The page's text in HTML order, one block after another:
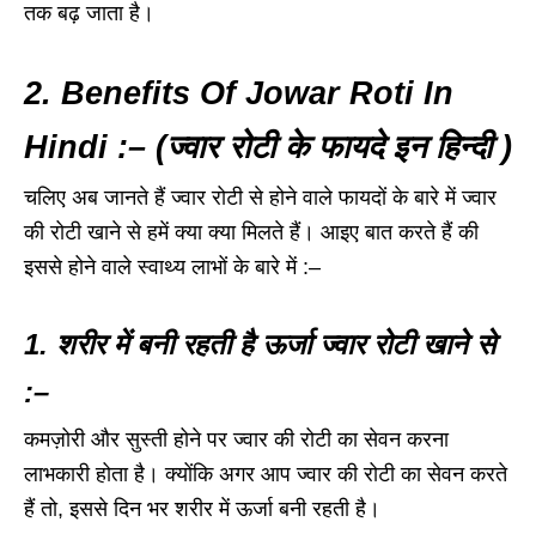
तक बढ़ जाता है।
2. Benefits Of Jowar Roti In
Hindi :– (ज्वार रोटी के फायदे इन हिन्दी )
चलिए अब जानते हैं ज्वार रोटी से होने वाले फायदों के बारे में ज्वार
की रोटी खाने से हमें क्या क्या मिलते हैं। आइए बात करते हैं की
इससे होने वाले स्वाथ्य लाभों के बारे में :–
1. शरीर में बनी रहती है ऊर्जा ज्वार रोटी खाने से
:–
कमज़ोरी और सुस्ती होने पर ज्वार की रोटी का सेवन करना
लाभकारी होता है। क्योंकि अगर आप ज्वार की रोटी का सेवन करते
हैं तो, इससे दिन भर शरीर में ऊर्जा बनी रहती है।